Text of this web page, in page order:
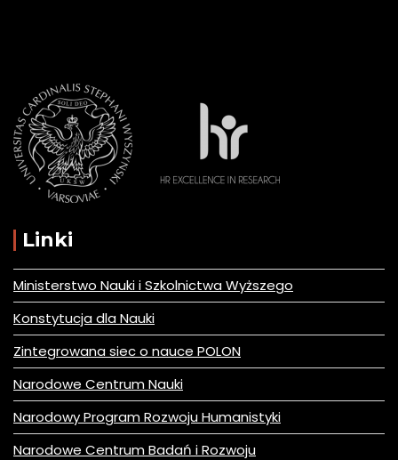
Linki
Ministerstwo Nauki i Szkolnictwa Wyższego
Konstytucja dla Nauki
Zintegrowana siec o nauce POLON
Narodowe Centrum Nauki
Narodowy Program Rozwoju Humanistyki
Narodowe Centrum Badań i Rozwoju